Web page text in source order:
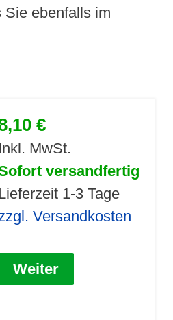
Sie ebenfalls im
€
Inkl. MwSt.
versandfertig
1-3 Tage
Versandkosten
Weiter